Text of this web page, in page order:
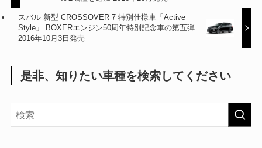
スバル 新型 CROSSOVER 7 特別仕様車「Active
Style」 BOXERエンジン50周年特別記念車の第五弾
2016年10月3日発売
是非、知りたい車種を検索してください